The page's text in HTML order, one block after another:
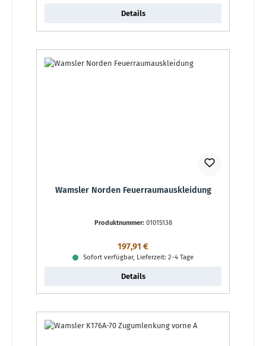
Details
Wamsler Norden Feuerraumauskleidung
Produktnummer: 01015138
Regulärer Preis:
197,91 €
Sofort verfügbar, Lieferzeit: 2-4 Tage
Details